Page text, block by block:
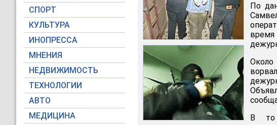
СПОРТ
КУЛЬТУРА
ИНОПРЕССА
МНЕНИЯ
НЕДВИЖИМОСТЬ
ТЕХНОЛОГИИ
АВТО
МЕДИЦИНА
По
Около
В